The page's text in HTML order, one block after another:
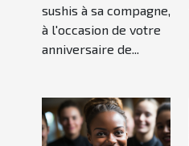
sushis à sa compagne,
à l'occasion de votre
anniversaire de...